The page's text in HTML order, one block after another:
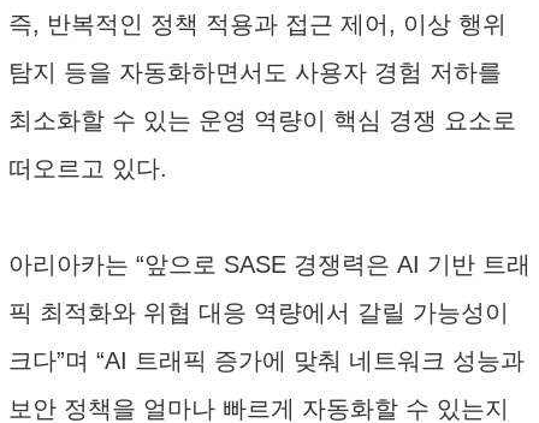
즉, 반복적인 정책 적용과 접근 제어, 이상 행위
탐지 등을 자동화하면서도 사용자 경험 저하를
최소화할 수 있는 운영 역량이 핵심 경쟁 요소로
떠오르고 있다.
아리아카는 “앞으로 SASE 경쟁력은 AI 기반 트래
픽 최적화와 위협 대응 역량에서 갈릴 가능성이
크다”며 “AI 트래픽 증가에 맞춰 네트워크 성능과
보안 정책을 얼마나 빠르게 자동화할 수 있는지